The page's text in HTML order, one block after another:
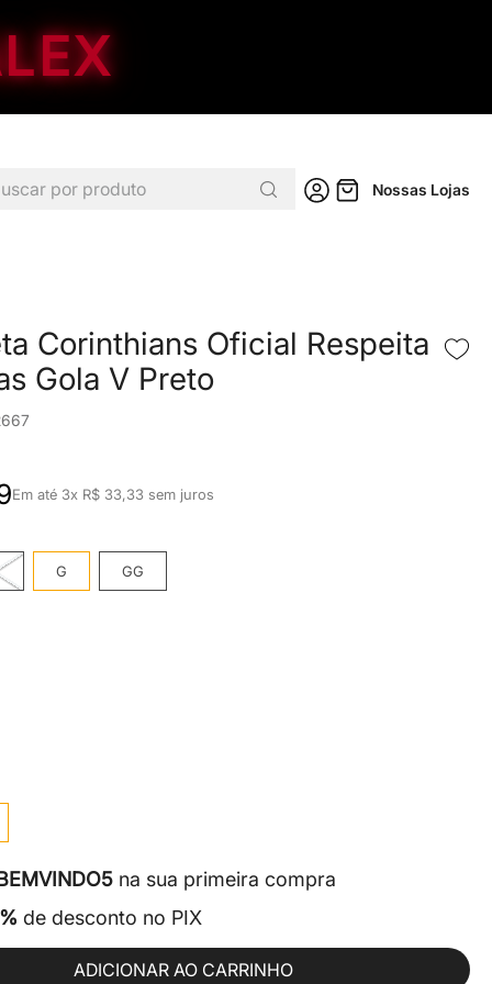
Nossas Lojas
Corinthians Oficial Respeita
Gola V Preto
Em até 3x R$ 33,33 sem juros
G GG
na sua primeira compra
de desconto no PIX
ADICIONAR AO CARRINHO